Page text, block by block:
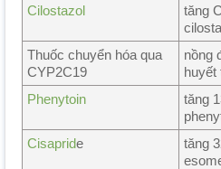
Cilostazol
tăng
Thuốc chuyển hóa qua
CYP2C19
nồng
huyết
Phenytoin
tăng
Cisapride
tăng